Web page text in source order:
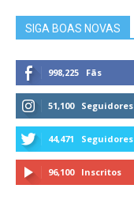
SIGA BOAS NOVAS
998,225 Fãs
51,100 Seguidores
44,471 Seguidores
96,100 Inscritos